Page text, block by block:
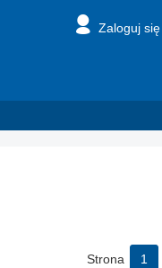
Zaloguj się
Strona 1